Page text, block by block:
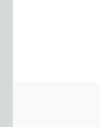
Напомним,